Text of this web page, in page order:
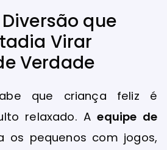
que
Virar
Verdade
que criança feliz é
relaxado. Aequipe de
os pequenos com jogos,